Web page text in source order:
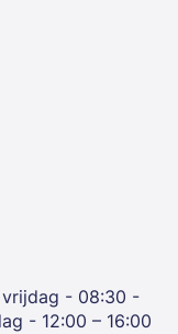
- 08:30 -
- 12:00 – 16:00